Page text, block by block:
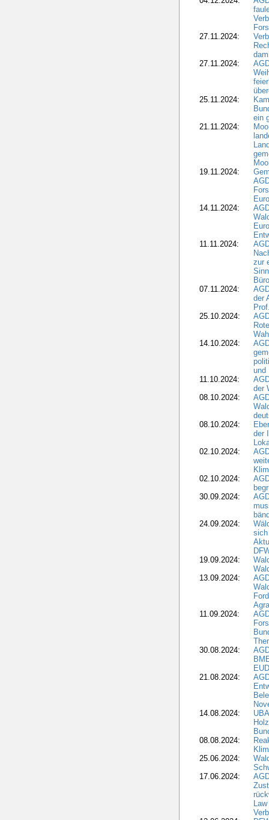
27.11.2024:
27.11.2024:
25.11.2024:
ein
21.11.2024:
19.11.2024:
14.11.2024:
11.11.2024:
zur
07.11.2024:
der
25.10.2024:
14.10.2024:
und
11.10.2024:
der
08.10.2024:
08.10.2024:
der
02.10.2024:
02.10.2024:
30.09.2024:
24.09.2024:
sich
19.09.2024:
13.09.2024:
11.09.2024:
30.08.2024:
21.08.2024:
14.08.2024:
08.08.2024:
25.06.2024:
17.06.2024: